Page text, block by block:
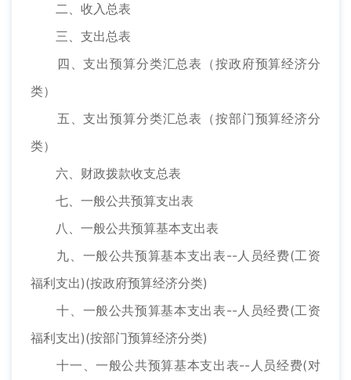
二、收入总表
三、支出总表
四、支出预算分类汇总表（按政府预算经济分
类）
五、支出预算分类汇总表（按部门预算经济分
类）
六、财政拨款收支总表
七、一般公共预算支出表
八、一般公共预算基本支出表
九、一般公共预算基本支出表--人员经费(工资
福利支出)(按政府预算经济分类)
十、一般公共预算基本支出表--人员经费(工资
福利支出)(按部门预算经济分类)
十一、一般公共预算基本支出表--人员经费(对